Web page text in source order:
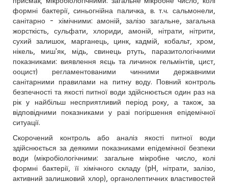
формні бактерії, синьогнійна паличка, в. т.ч. сальмонели,
санітарно - хімічними: амоній, залізо загальне, загальна
жорсткість, сульфати, хлориди, амоній, нітрати, нітрити,
сухий залишок, марганець, цинк, кадмій, кобальт, хром,
нікель, миш'як, мідь, свинець ртуть, паразитологічними
показниками: виявлення яєць та личинок гельмінтів, цист,
ооцист) регламентованими чинними державними
санітарними правилами на питну воду. Повний контроль
безпечності та якості питної води здійснюється один раз на
рік у найбільш несприятливий період року, а також, за
відповідними показниками у разі погіршення епідемічної
ситуації.
Скорочений контроль або аналіз якості питної води
здійснюється за деякими показниками епідемічної безпеки
води (мікробіологічними: загальне мікробне число, колі
формні бактерії, її хімічного складу (pH, нітрати, залізо,
активний залишковий хлор), органолептичних властивостей